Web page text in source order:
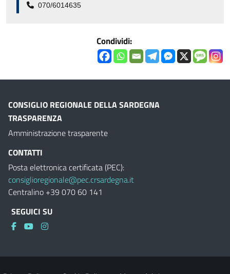
070/6014635
Condividi:
CONSIGLIO REGIONALE DELLA SARDEGNA
TRASPARENZA
Amministrazione trasparente
CONTATTI
Posta elettronica certificata (PEC):
consiglioregionale@pec.crsardegna.it
Centralino +39 070 60 141
SEGUICI SU